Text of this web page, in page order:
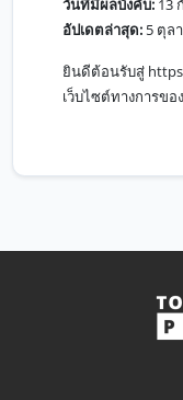
วันที่มีผลบังคับ: 13
อัปเดตล่าสุด: 5 ตุล
ยินดีต้อนรับสู่
เว็บไซต์ทางการข